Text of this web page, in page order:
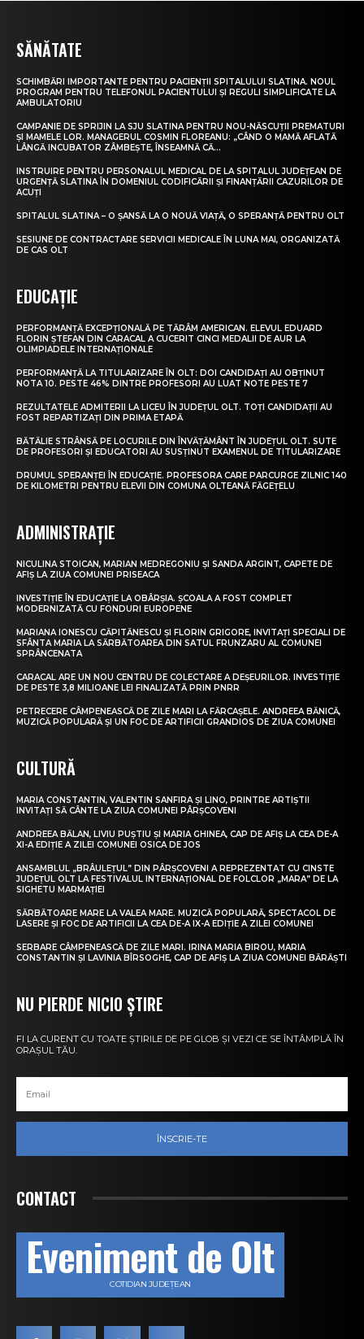
SĂNĂTATE
SCHIMBĂRI IMPORTANTE PENTRU PACIENȚII SPITALULUI SLATINA. NOUL
PROGRAM PENTRU TELEFONUL PACIENTULUI ȘI REGULI SIMPLIFICATE LA
AMBULATORIU
CAMPANIE DE SPRIJIN LA SJU SLATINA PENTRU NOU-NĂSCUȚII PREMATURI
ȘI MAMELE LOR. MANAGERUL COSMIN FLOREANU: „CÂND O MAMĂ AFLATĂ
LÂNGĂ INCUBATOR ZÂMBEȘTE, ÎNSEAMNĂ CĂ...
INSTRUIRE PENTRU PERSONALUL MEDICAL DE LA SPITALUL JUDEȚEAN DE
URGENȚĂ SLATINA ÎN DOMENIUL CODIFICĂRII ȘI FINANȚĂRII CAZURILOR DE
ACUȚI
SPITALUL SLATINA – O ȘANSĂ LA O NOUĂ VIAȚĂ, O SPERANȚĂ PENTRU OLT
SESIUNE DE CONTRACTARE SERVICII MEDICALE ÎN LUNA MAI, ORGANIZATĂ
DE CAS OLT
EDUCAȚIE
PERFORMANȚĂ EXCEPȚIONALĂ PE TĂRÂM AMERICAN. ELEVUL EDUARD
FLORIN ȘTEFAN DIN CARACAL A CUCERIT CINCI MEDALII DE AUR LA
OLIMPIADELE INTERNAȚIONALE
PERFORMANȚĂ LA TITULARIZARE ÎN OLT: DOI CANDIDAȚI AU OBȚINUT
NOTA 10. PESTE 46% DINTRE PROFESORI AU LUAT NOTE PESTE 7
REZULTATELE ADMITERII LA LICEU ÎN JUDEȚUL OLT. TOȚI CANDIDAȚII AU
FOST REPARTIZAȚI DIN PRIMA ETAPĂ
BĂTĂLIE STRÂNSĂ PE LOCURILE DIN ÎNVĂȚĂMÂNT ÎN JUDEȚUL OLT. SUTE
DE PROFESORI ȘI EDUCATORI AU SUSȚINUT EXAMENUL DE TITULARIZARE
DRUMUL SPERANȚEI ÎN EDUCAȚIE. PROFESORA CARE PARCURGE ZILNIC 140
DE KILOMETRI PENTRU ELEVII DIN COMUNA OLTEANĂ FĂGEȚELU
ADMINISTRAȚIE
NICULINA STOICAN, MARIAN MEDREGONIU ȘI SANDA ARGINT, CAPETE DE
AFIȘ LA ZIUA COMUNEI PRISEACA
INVESTIȚIE ÎN EDUCAȚIE LA OBÂRȘIA. ȘCOALA A FOST COMPLET
MODERNIZATĂ CU FONDURI EUROPENE
MARIANA IONESCU CĂPITĂNESCU ȘI FLORIN GRIGORE, INVITAȚI SPECIALI DE
SFÂNTA MARIA LA SĂRBĂTOAREA DIN SATUL FRUNZARU AL COMUNEI
SPRÂNCENATA
CARACAL ARE UN NOU CENTRU DE COLECTARE A DEȘEURILOR. INVESTIȚIE
DE PESTE 3,8 MILIOANE LEI FINALIZATĂ PRIN PNRR
PETRECERE CÂMPENEASCĂ DE ZILE MARI LA FĂRCAȘELE. ANDREEA BĂNICĂ,
MUZICĂ POPULARĂ ȘI UN FOC DE ARTIFICII GRANDIOS DE ZIUA COMUNEI
CULTURĂ
MARIA CONSTANTIN, VALENTIN SANFIRA ȘI LINO, PRINTRE ARTIȘTII
INVITAȚI SĂ CÂNTE LA ZIUA COMUNEI PÂRȘCOVENI
ANDREEA BĂLAN, LIVIU PUȘTIU ȘI MARIA GHINEA, CAP DE AFIȘ LA CEA DE-A
XI-A EDIȚIE A ZILEI COMUNEI OSICA DE JOS
ANSAMBLUL „BRÂULEȚUL” DIN PÂRȘCOVENI A REPREZENTAT CU CINSTE
JUDEȚUL OLT LA FESTIVALUL INTERNAȚIONAL DE FOLCLOR „MARA” DE LA
SIGHETU MARMAȚIEI
SĂRBĂTOARE MARE LA VALEA MARE. MUZICĂ POPULARĂ, SPECTACOL DE
LASERE ȘI FOC DE ARTIFICII LA CEA DE-A IX-A EDIȚIE A ZILEI COMUNEI
SERBARE CÂMPENEASCĂ DE ZILE MARI. IRINA MARIA BIROU, MARIA
CONSTANTIN ȘI LAVINIA BÎRSOGHE, CAP DE AFIȘ LA ZIUA COMUNEI BĂRĂȘTI
NU PIERDE NICIO ȘTIRE
FI LA CURENT CU TOATE ȘTIRILE DE PE GLOB ȘI VEZI CE SE ÎNTÂMPLĂ ÎN
ORAȘUL TĂU.
ÎNSCRIE-TE
CONTACT
Eveniment de Olt
COTIDIAN JUDEȚEAN